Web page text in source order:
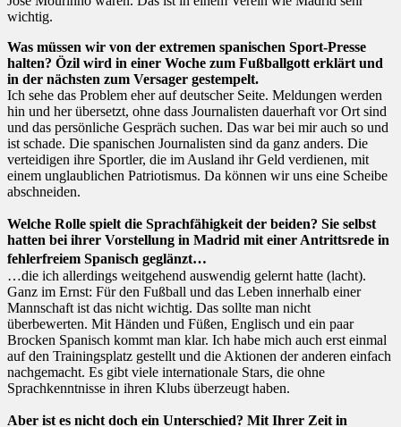
wichtig.
Was müssen wir von der extremen spanischen Sport-Presse
halten? Özil wird in einer Woche zum Fußballgott erklärt und
in der nächsten zum Versager gestempelt.
Ich sehe das Problem eher auf deutscher Seite. Meldungen werden
hin und her übersetzt, ohne dass Journalisten dauerhaft vor Ort sind
und das persönliche Gespräch suchen. Das war bei mir auch so und
ist schade. Die spanischen Journalisten sind da ganz anders. Die
verteidigen ihre Sportler, die im Ausland ihr Geld verdienen, mit
einem unglaublichen Patriotismus. Da können wir uns eine Scheibe
abschneiden.
Welche Rolle spielt die Sprachfähigkeit der beiden? Sie selbst
hatten bei ihrer Vorstellung in Madrid mit einer Antrittsrede in
fehlerfreiem Spanisch geglänzt…
…die ich allerdings weitgehend auswendig gelernt hatte (lacht).
Ganz im Ernst: Für den Fußball und das Leben innerhalb einer
Mannschaft ist das nicht wichtig. Das sollte man nicht
überbewerten. Mit Händen und Füßen, Englisch und ein paar
Brocken Spanisch kommt man klar. Ich habe mich auch erst einmal
auf den Trainingsplatz gestellt und die Aktionen der anderen einfach
nachgemacht. Es gibt viele internationale Stars, die ohne
Sprachkenntnisse in ihren Klubs überzeugt haben.
Aber ist es nicht doch ein Unterschied? Mit Ihrer Zeit in